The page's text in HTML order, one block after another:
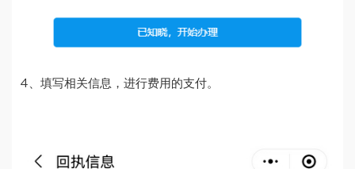
4、填写相关信息，进行费用的支付。